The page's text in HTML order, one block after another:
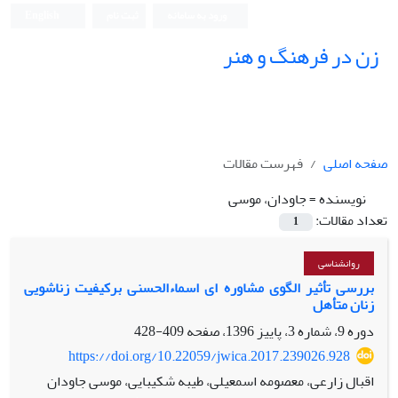
زن در فرهنگ و هنر
صفحه اصلی
فهرست مقالات
نویسنده =جاودان، موسی
تعداد مقالات:
1
روانشناسی
بررسی تأثیر الگوی مشاوره ‏ای اسماء‌الحسنی برکیفیت زناشویی
زنان متأهل
دوره 9، شماره 3، پاییز 1396، صفحه
409-428
https://doi.org/10.22059/jwica.2017.239026.928
اقبال زارعی، معصومه اسمعیلی، طیبه شکیبایی، موسی جاودان